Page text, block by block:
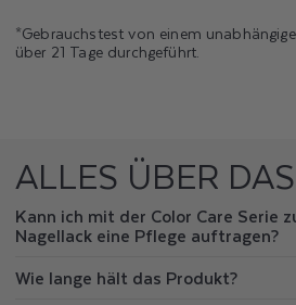
*Gebrauchstest von einem
über 21 Tage durchgeführt.
ALLES ÜBER
Kann ich mit der Color Care Serie
Nagellack eine Pflege auftragen?
Wie lange hält das Produkt?